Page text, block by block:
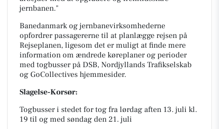
jernbanen."
Banedanmark og jernbanevirksomhederne
opfordrer passagererne til at planlægge rejsen på
Rejseplanen, ligesom det er muligt at finde mere
information om ændrede køreplaner og perioder
med togbusser på DSB, Nordjyllands Trafikselskab
og GoCollectives hjemmesider.
Slagelse-Korsør:
Togbusser i stedet for tog fra lørdag aften 13. juli kl.
19 til og med søndag den 21. juli